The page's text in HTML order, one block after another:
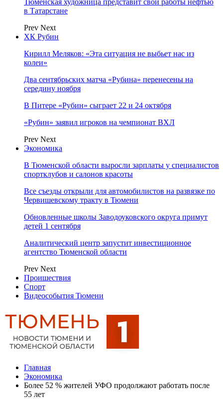
Тюменская художница представит свои работы нефтью
в Татарстане
Prev Next
ХК Рубин
Кирилл Меляков: «Эта ситуация не выбьет нас из
колеи»
Два сентябрьских матча «Рубина» перенесены на
середину ноября
В Питере «Рубин» сыграет 22 и 24 октября
«Рубин» заявил игроков на чемпионат ВХЛ
Prev Next
Экономика
В Тюменской области выросли зарплаты у специалистов
спортклубов и салонов красоты
Все съезды открыли для автомобилистов на развязке по
Червишевскому тракту в Тюмени
Обновленные школы Заводоуковского округа примут
детей 1 сентября
Аналитический центр запустит инвестиционное
агентство Тюменской области
Prev Next
Проишествия
Спорт
Видеособытия Тюмени
Главная
Экономика
Более 52 % жителей УФО продолжают работать после
55 лет